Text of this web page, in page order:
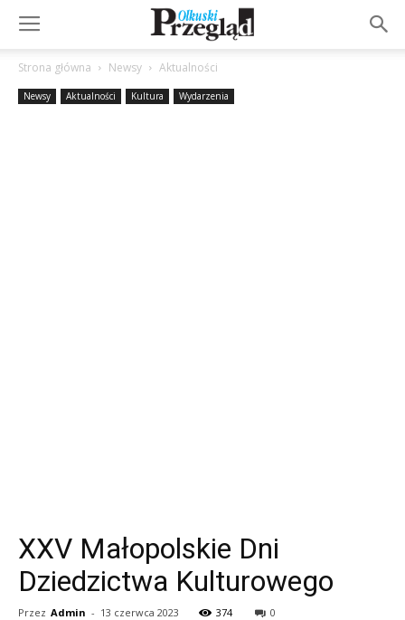
Strona główna Newsy Aktualności
Newsy Aktualności Kultura Wydarzenia
XXV Małopolskie Dni
Dziedzictwa Kulturowego
Przez Admin - 13 czerwca 2023 374 0